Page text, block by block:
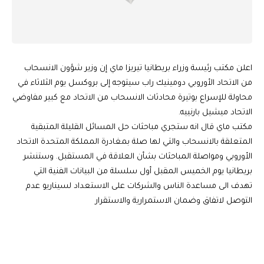
اعلن مكتب رئيسة وزراء بريطانيا تيريزا ماي إن وزير شؤون الانسحاب
من الاتحاد الأوروبي دومينيك راب سيتوجه إلى بروكسل يوم الثلاثاء في
محاولة للإسراع بوتيرة محادثات الانسحاب من الاتحاد مع كبير مفاوضي
الاتحاد ميشيل بارنييه.
مكتب ماي قال انه ستجري مباحثات حل المسائل القليلة المتبقية
المتعلقة بالانسحاب والتي لها صلة بمغادرة المملكة المتحدة الاتحاد
الأوروبي ومواصلة المباحثات بشأن العلاقة في المستقبل. وستنشر
بريطانيا يوم الخميس المقبل أول سلسلة من البيانات الفنية التي
تهدف الى مساعدة الناس والشركات على الاستعداد لسيناريو عدم
التوصل لاتفاق وضمان الاستمرارية والاستقرار